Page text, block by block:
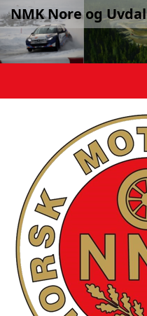
NMK Nore og Uvdal